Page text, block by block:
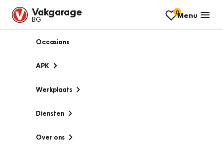
Vakgarage
BG
0Menu
Occasions
APK
Werkplaats
Diensten
Over ons